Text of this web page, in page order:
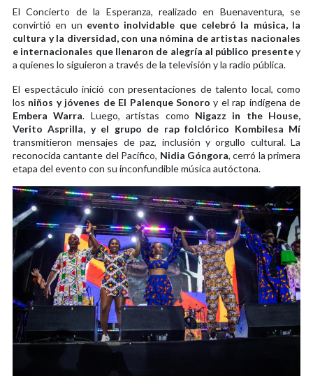
El Concierto de la Esperanza, realizado en Buenaventura, se
convirtió en un evento inolvidable que celebró la música, la
cultura y la diversidad, con una nómina de artistas nacionales
e internacionales que llenaron de alegría al público presentey
a quienes lo siguieron a través de la televisión y la radio pública.
El espectáculo inició con presentaciones de talento local, como
los niños y jóvenes de El Palenque Sonoro y el rap indígena de
Embera Warra. Luego, artistas como Nigazz in the House,
Verito Asprilla, y el grupo de rap folclórico Kombilesa Mí
transmitieron mensajes de paz, inclusión y orgullo cultural. La
reconocida cantante del Pacífico, Nidia Góngora, cerró la primera
etapa del evento con su inconfundible música autóctona.